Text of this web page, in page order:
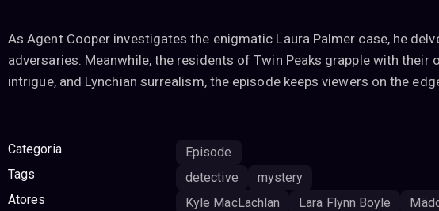
As Agent Cooper investigates the enigmatic Laura Palmer case, he
adversaries. Meanwhile, the residents of Twin Peaks grapple with
intrigue, and Lynchian surrealism, the episode keeps viewers on the
Categoria
Episode
Tags
detective
mystery
Atores
Kyle MacLachlan Lara Flynn Boyle